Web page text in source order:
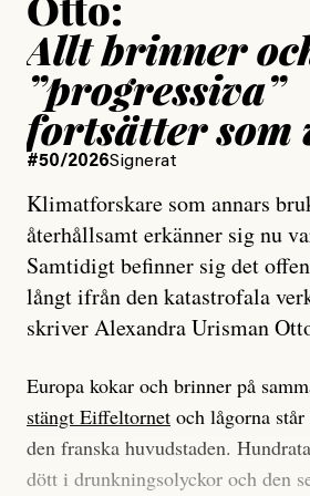
Allt brinner
”progressiva”
fortsätter som
#50/2026Signerat
Klimatforskare som annars
återhållsamt erkänner sig nu
Samtidigt befinner sig det
långt ifrån den katastrofala
skriver Alexandra Urisman
Europa kokar och brinner på
stängt Eiffeltornet och lågorna
den franska huvudstaden.
dött i drunkningsolyckor och den